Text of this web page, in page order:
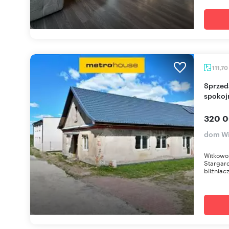
111,70
Sprzedam dom do własnej aranżacji w
320
dom